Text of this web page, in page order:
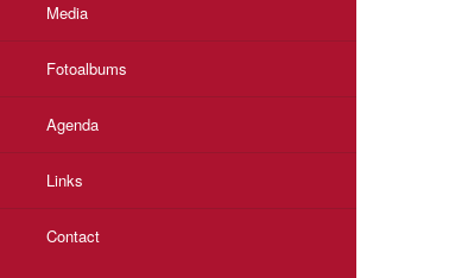
Media
Fotoalbums
Agenda
Links
Contact